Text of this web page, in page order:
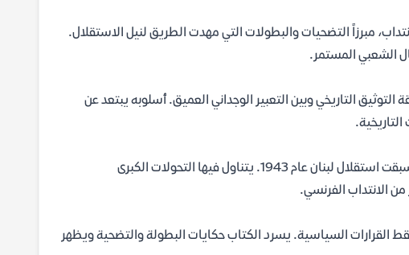
مبرزاً التضحيات والبطولات التي مهدت الطريق لنيل الاستقلال.
الشعبي المستمر.
التوثيق التاريخي وبين التعبير الوجداني العميق. أسلوبه يبتعد عن
يغطي الكتاب مرحلة تاريخية حساسة وهامة جداً، وهي الفترة التي سبقت استقلال لبنان عام 1943. يتناول فيها التحولات الكبرى
الانتداب الفرنسي.
القرارات السياسية. يسرد الكتاب حكايات البطولة والتضحية ويظهر